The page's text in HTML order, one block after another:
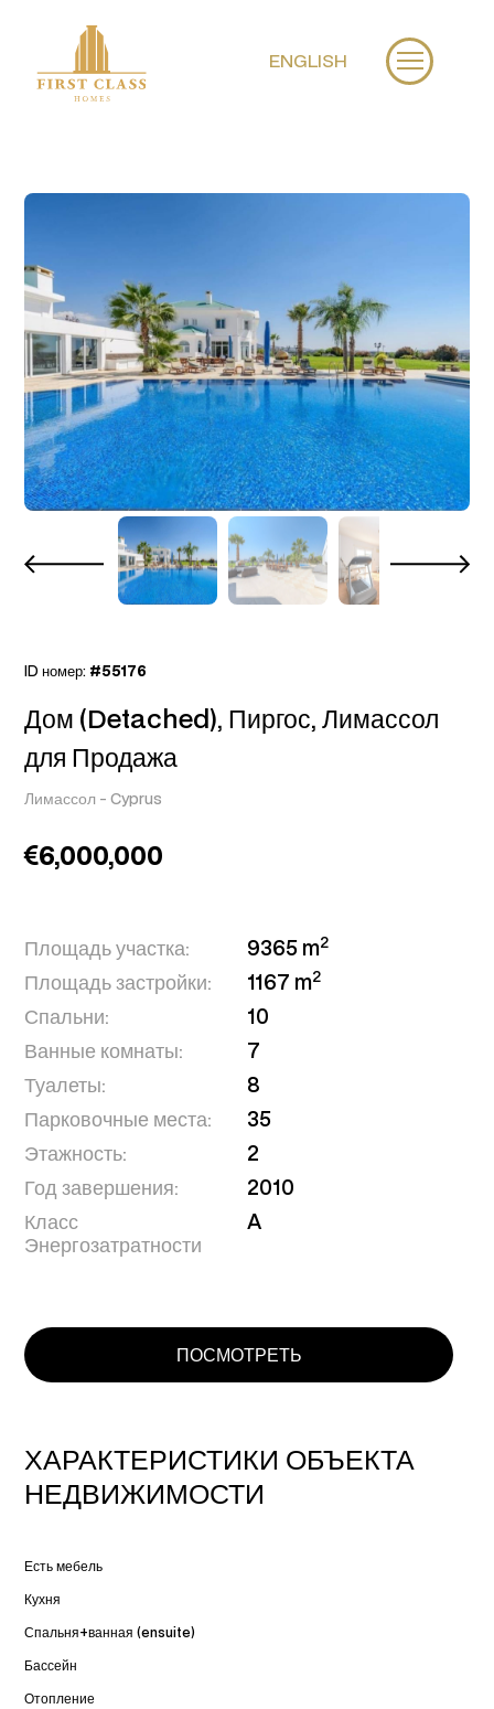
ENGLISH
ID номер: #55176
6,000,000
Лимассол -Cyprus
Дом (Detached), Пиргос, Лимассол
для Продажа
Площадь участка: 9365 m2
Площадь застройки: 1167 m2
Спальни:
10
Ванные комнаты:
7
Туалеты:
8
Парковочные места:
35
Этажность:
2
Год завершения:
2010
Класс
Энергозатратности
A
ХАРАКТЕРИСТИКИ ОБЪЕКТА
НЕДВИЖИМОСТИ
ПОСМОТРЕТЬ
Есть мебель
Кухня
Спальня+ванная (ensuite)
Бассейн
Отопление